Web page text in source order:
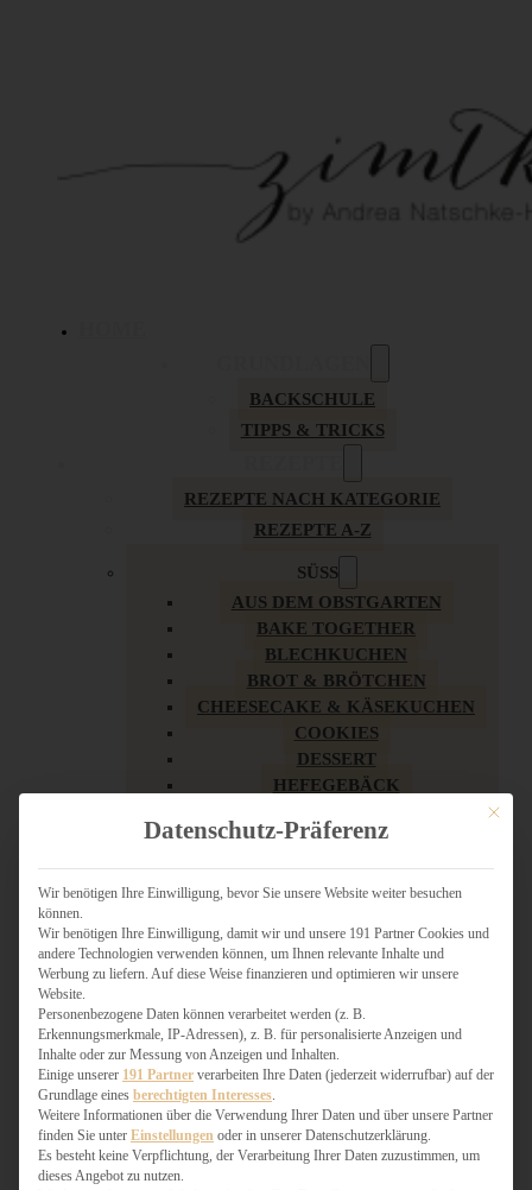
BACKSCHULE
TIPPS & TRICKS
REZEPTE NACH KATEGORIE
REZEPTE A-Z
SÜSS
AUS DEM OBSTGARTEN
BAKE TOGETHER
BLECHKUCHEN
BROT & BRÖTCHEN
CHEESECAKE & KÄSEKUCHEN
COOKIES
DESSERT
HEFEGEBÄCK
KUCHEN
LOW CARB & GESÜNDER
MY AMERICAN BAKERY
SCHOKOLADIGES
SÜSSES HAUPTGERICHT
TÖRTCHEN
VEGAN SÜSS
WEIHNACHTSBÄCKEREI
HERZHAFT
Mit
Datenschutz-Präferenz
Wir benötigen Ihre Einwilligung, bevor Sie unsere Website weiter besuchen
können.
Wir benötigen Ihre Einwilligung, damit wir und unsere 191 Partner Cookies und
andere Technologien verwenden können, um Ihnen relevante Inhalte und
Werbung zu liefern. Auf diese Weise finanzieren und optimieren wir unsere
Website.
Personenbezogene Daten können verarbeitet werden (z. B.
Erkennungsmerkmale, IP-Adressen), z. B. für personalisierte Anzeigen und
Inhalte oder zur Messung von Anzeigen und Inhalten.
Einige unserer 191 Partner verarbeiten Ihre Daten (jederzeit widerrufbar) auf der
Grundlage eines berechtigten Interesses
Weitere Informationen über die Verwendung Ihrer Daten und über unsere Partner
finden Sie unter Einstellungen oder in unserer Datenschutzerklärung.
Es besteht keine Verpflichtung, der Verarbeitung Ihrer Daten zuzustimmen, um
dieses Angebot zu nutzen.